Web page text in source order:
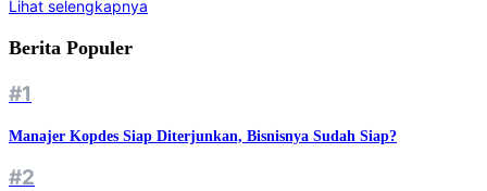
Lihat selengkapnya
Berita Populer
#1
Manajer Kopdes Siap Diterjunkan, Bisnisnya Sudah Siap?
#2